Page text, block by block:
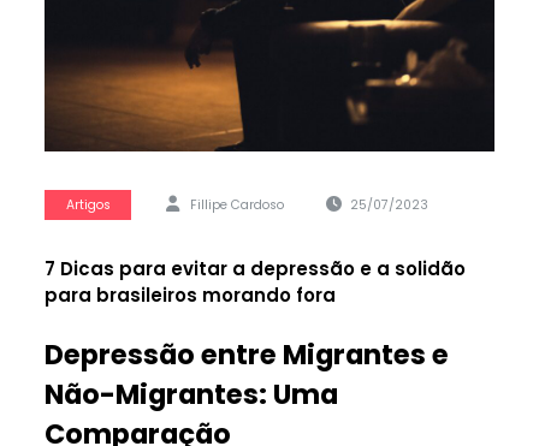
Artigos Fillipe Cardoso 25/07/2023
7 Dicas para evitar a depressão e a solidão
para brasileiros morando fora
Depressão entre Migrantes e
Não-Migrantes: Uma
Comparação